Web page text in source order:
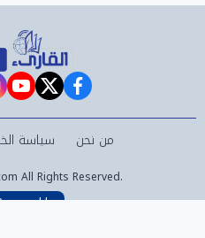
facebook
twitter
من نحن سياسة
All Rights Reserved.
by